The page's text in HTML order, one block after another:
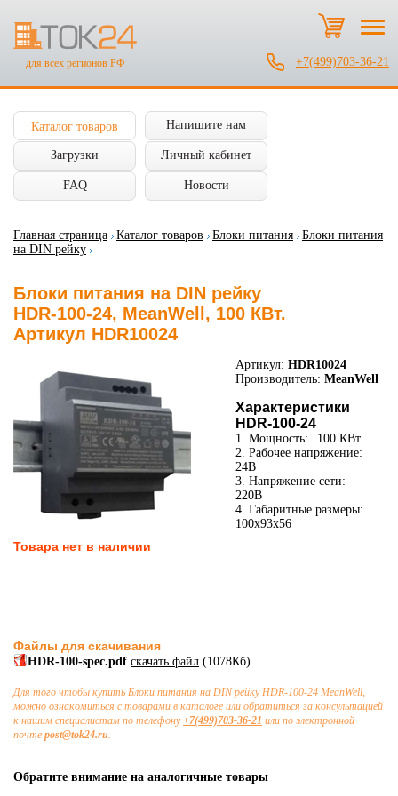
для всех регионов РФ +7(499)703-36-21
Каталог товаров Напишите нам
Загрузки Личный кабинет
FAQ Новости
Главная страница Каталог товаров Блоки питания
Блоки питания
на DIN рейку
Блоки питания на DIN рейку
HDR-100-24, MeanWell, 100 КВт.
Артикул HDR10024
Артикул: HDR10024
Производитель: MeanWell
Характеристики
HDR-100-24
1. Мощность:
100 КВт
2. Рабочее напряжение:
24В
3. Напряжение сети:
220В
4. Габаритные размеры:
100x93x56
Товара нет в наличии
Файлы для скачивания
HDR-100-spec.pdf скачать файл (1078Кб)
Для того чтобы купить Блоки питания на DIN рейкуHDR-100-24 MeanWell,
можно ознакомиться с товарами в каталоге или обратиться за консультацией
к нашим специалистам по телефону+7(499)703-36-21 или по электронной
почте post@tok24.ru.
Обратите внимание на аналогичные товары